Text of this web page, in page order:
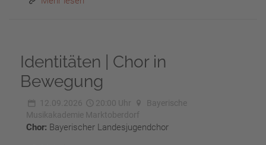
Identitäten | Chor in
Bewegung
12.09.2026 20:00 Uhr
Bayerische
Musikakademie Marktoberdorf
Chor: Bayerischer Landesjugendchor